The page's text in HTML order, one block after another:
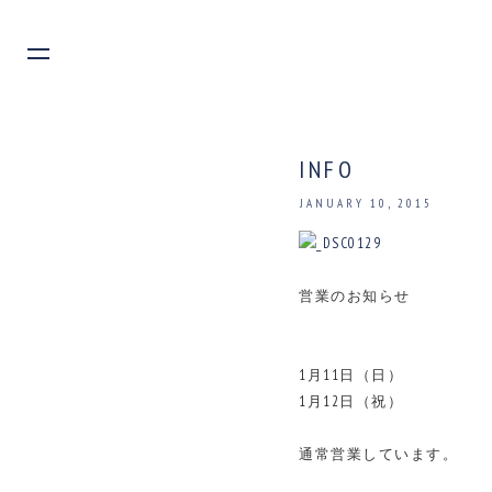
INFO
JANUARY 10, 2015
営業のお知らせ
1月11日（日）
1月12日（祝）
通常営業しています。